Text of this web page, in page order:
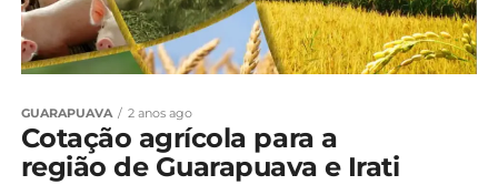
GUARAPUAVA 2 anos ago
Cotação agrícola para a
região de Guarapuava e Irati